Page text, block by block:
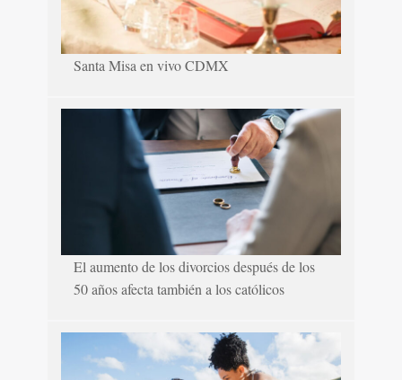
Santa Misa en vivo CDMX
El aumento de los divorcios después de los
50 años afecta también a los católicos